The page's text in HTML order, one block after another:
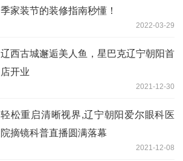
季家装节的装修指南秒懂！
2022-03-29
辽西古城邂逅美人鱼，星巴克辽宁朝阳首
店开业
2021-12-30
轻松重启清晰视界,辽宁朝阳爱尔眼科医
院摘镜科普直播圆满落幕
2021-12-08